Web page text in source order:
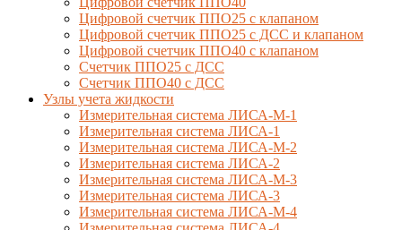
Цифровой счетчик ППО25 с клапаном
Цифровой счетчик ППО25 с ДСС и клапаном
Цифровой счетчик ППО40 с клапаном
Счетчик ППО25 с ДСС
Счетчик ППО40 с ДСС
Узлы учета жидкости
Измерительная система ЛИСА-М-1
Измерительная система ЛИСА-1
Измерительная система ЛИСА-М-2
Измерительная система ЛИСА-2
Измерительная система ЛИСА-М-3
Измерительная система ЛИСА-3
Измерительная система ЛИСА-М-4